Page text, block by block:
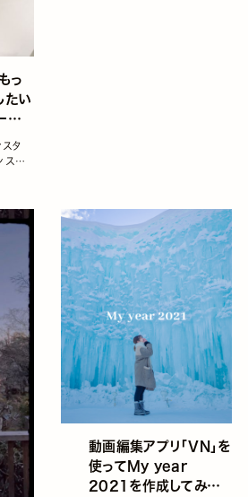
っ
たい
ブさ
加
タ
スタ
動画編集アプリ「VN」を
使ってMy year
2021を作成してみよ